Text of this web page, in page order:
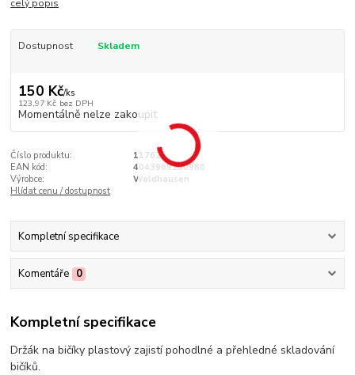
celý popis
Dostupnost Skladem
150 Kč/ks
123,97 Kč bez DPH
Momentálně nelze zakoupit
Číslo produktu:
11762
EAN kód:
4043969280980
Výrobce:
Waldhausen
Hlídat cenu / dostupnost
Kompletní specifikace
Komentáře 0
Kompletní specifikace
Držák na bičíky plastový zajistí pohodlné a přehledné skladování
bičíků.